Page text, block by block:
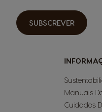
SUBSCREVER
Manuais
Cuidados